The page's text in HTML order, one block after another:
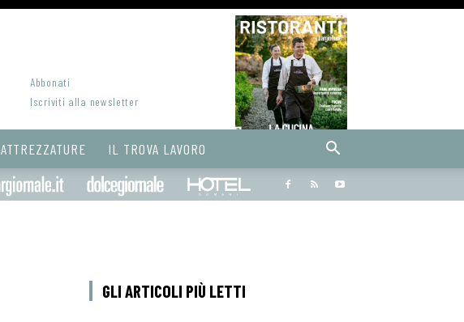
Abbonati
Iscriviti alla newsletter
ATTREZZATURE IL TROVA LAVORO
Bargiornale dolcegiornale
GLI ARTICOLI PIÙ LETTI